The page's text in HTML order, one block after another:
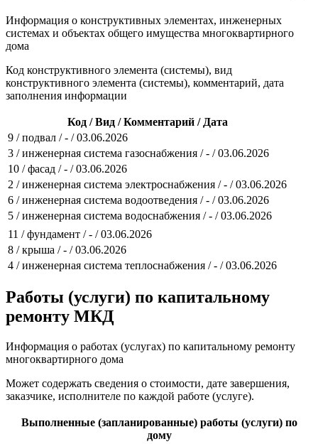
Информация о конструктивных элементах, инженерных
системах и объектах общего имущества многоквартирного
дома
Код конструктивного элемента (системы), вид
конструктивного элемента (системы), комментарий, дата
заполнения информации
Код / Вид / Комментарий / Дата
9 / подвал / - / 03.06.2026
3 / инженерная система газоснабжения / - / 03.06.2026
10 / фасад / - / 03.06.2026
2 / инженерная система электроснабжения / - / 03.06.2026
6 / инженерная система водоотведения / - / 03.06.2026
5 / инженерная система водоснабжения / - / 03.06.2026
11 / фундамент / - / 03.06.2026
8 / крыша / - / 03.06.2026
4 / инженерная система теплоснабжения / - / 03.06.2026
Работы (услуги) по капитальному
ремонту МКД
Информация о работах (услугах) по капитальному ремонту
многоквартирного дома
Может содержать сведения о стоимости, дате завершения,
заказчике, исполнителе по каждой работе (услуге).
Выполненные (запланированные) работы (услуги) по
дому